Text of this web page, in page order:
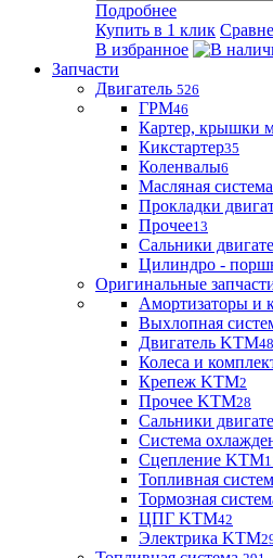
Подробнее
Купить в 1 клик
В избранное
Запчасти
Двигатель 526
ГРМ46
Картер, крышки
Кикстартер35
Коленвалы6
Масляная система
Прокладки
Прочее13
Сальники
Цилиндро -
Оригинальные
Амортизаторы и
Выхлопная
Двигатель KTM48
Колеса и
Крепеж KTM2
Прочее KTM28
Сальники
Система
Сцепление KTM
Топливная
Тормозная
ЦПГ KTM42
Электрика KTM